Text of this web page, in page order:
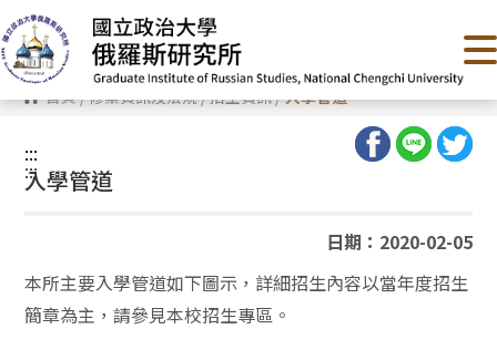
跳
到
主
要
內
容 首頁/修業資訊及法規/招生資訊/入學管道
:::
:::
入學管道
日期：2020-02-05
本所主要入學管道如下圖示，詳細招生內容以當年度招生
簡章為主，請參見本校招生專區。